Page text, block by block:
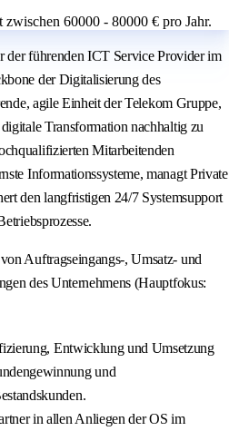
60000 - 80000 € pro Jahr.
der führenden ICT Service Provider im
der Digitalisierung des
agile Einheit der Telekom Gruppe,
Transformation nachhaltig zu
Mitarbeitenden
Informationssysteme, managt Private
den langfristigen 24/7 Systemsupport
Auftragseingangs-, Umsatz- und
des Unternehmens (Hauptfokus:
Entwicklung und Umsetzung
und
in allen Anliegen der OS im